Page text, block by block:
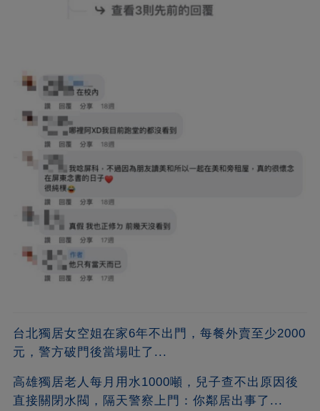
台北獨居女空姐在家6年不出門，每餐外賣至少2000
元，警方破門後當場吐了...
高雄獨居老人每月用水1000噸，兒子查不出原因後
直接關閉水閥，隔天警察上門：你鄰居出事了...